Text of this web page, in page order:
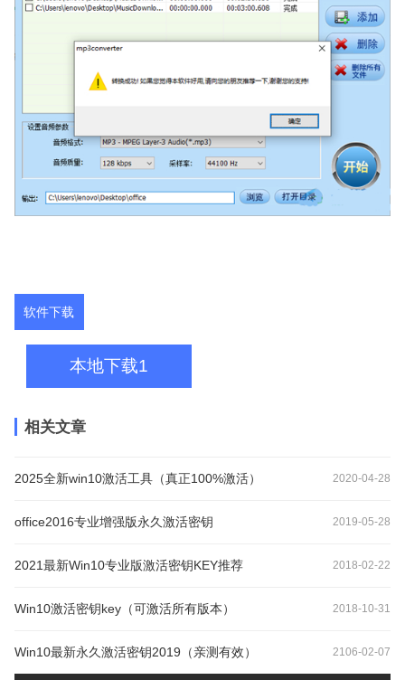
软件下载
本地下载1
相关文章
2025全新win10激活工具（真正100%激活） 2020-04-28
office2016专业增强版永久激活密钥 2019-05-28
2021最新Win10专业版激活密钥KEY推荐 2018-02-22
Win10激活密钥key（可激活所有版本） 2018-10-31
Win10最新永久激活密钥2019（亲测有效） 2106-02-07